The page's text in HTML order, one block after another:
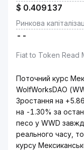
$ 0.409137
Ринкова
--
Fiat to Token Read
Поточний курс
WolfWorksDAO
Зростання на
на -1.30% за
песо у WWD
реального часу,
курсу